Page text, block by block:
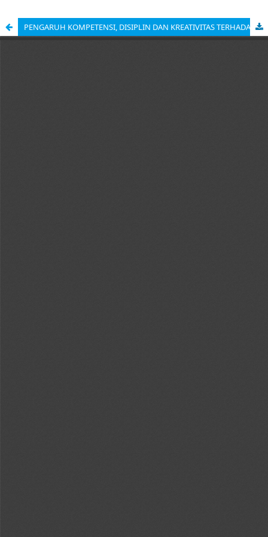
PENGARUH KOMPETENSI, DISIPLIN DAN KREATIVITAS TERHADAP KINERJA GURU SDIT PERMATA MEDAN